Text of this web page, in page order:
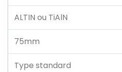
ALTIN ​​ou TiAlN
75mm
Type standard